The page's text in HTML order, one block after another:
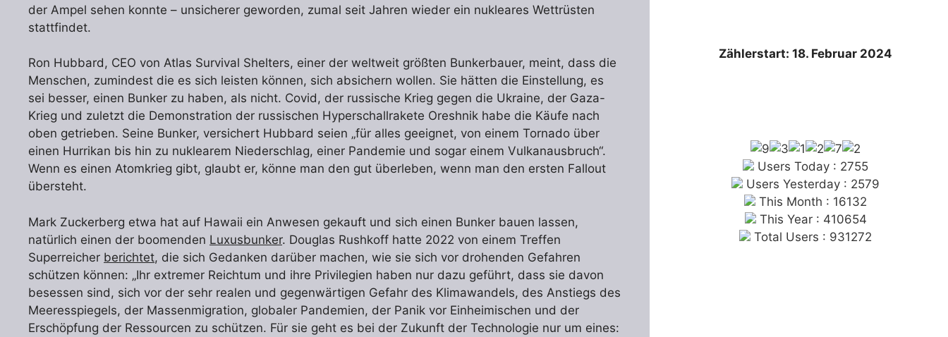
der Ampel sehen konnte – unsicherer geworden, zumal seit Jahren wieder ein nukleares Wettrüsten
stattfindet.
Ron Hubbard, CEO von Atlas Survival Shelters, einer der weltweit größten Bunkerbauer, meint, dass die
Menschen, zumindest die es sich leisten können, sich absichern wollen. Sie hätten die Einstellung, es
sei besser, einen Bunker zu haben, als nicht. Covid, der russische Krieg gegen die Ukraine, der Gaza-
Krieg und zuletzt die Demonstration der russischen Hyperschallrakete Oreshnik habe die Käufe nach
oben getrieben. Seine Bunker, versichert Hubbard seien „für alles geeignet, von einem Tornado über
einen Hurrikan bis hin zu nuklearem Niederschlag, einer Pandemie und sogar einem Vulkanausbruch“.
Wenn es einen Atomkrieg gibt, glaubt er, könne man den gut überleben, wenn man den ersten Fallout
übersteht.
Mark Zuckerberg etwa hat auf Hawaii ein Anwesen gekauft und sich einen Bunker bauen lassen,
natürlich einen der boomenden Luxusbunker. Douglas Rushkoff hatte 2022 von einem Treffen
Superreicher berichtet, die sich Gedanken darüber machen, wie sie sich vor drohenden Gefahren
schützen können: „Ihr extremer Reichtum und ihre Privilegien haben nur dazu geführt, dass sie davon
besessen sind, sich vor der sehr realen und gegenwärtigen Gefahr des Klimawandels, des Anstiegs des
Meeresspiegels, der Massenmigration, globaler Pandemien, der Panik vor Einheimischen und der
Erschöpfung der Ressourcen zu schützen. Für sie geht es bei der Zukunft der Technologie nur um eines:
Zählerstart: 18. Februar 2024
Users Today : 2755
Users Yesterday : 2579
This Month : 16132
This Year : 410654
Total Users : 931272